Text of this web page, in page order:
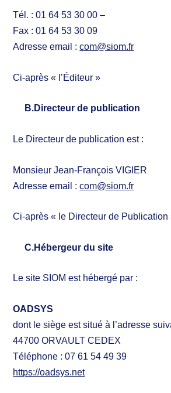
Tél. :01 64 53 30 00 –
Fax : 01 64 53 30 09
Adresse email :com@siom.fr
Ci-après « l’Éditeur »
B.Directeur de publication
Le Directeur de publication est :
Monsieur Jean-François VIGIER
Adresse email :com@siom.fr
Ci-après « le Directeur de Publication
C.Hébergeur du site
Le site SIOM est hébergé par :
OADSYS
dont le siège est situé à l’adresse
44700 ORVAULT CEDEX
Téléphone : 07 61 54 49 39
https://oadsys.net